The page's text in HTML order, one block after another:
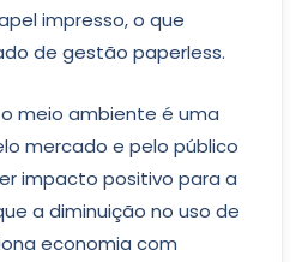
impresso, o que
de gestão paperless.
meio ambiente é uma
mercado e pelo público
impacto positivo para a
a diminuição no uso de
economia com